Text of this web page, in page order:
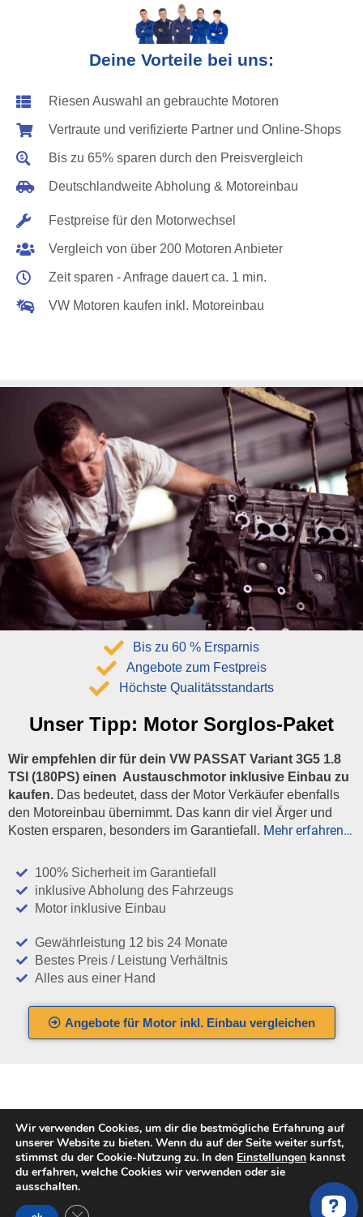
Deine Vorteile bei uns:
Riesen Auswahl an gebrauchte Motoren
Vertraute und verifizierte Partner und Online-Shops
Bis zu 65% sparen durch den Preisvergleich
Deutschlandweite Abholung & Motoreinbau
Festpreise für den Motorwechsel
Vergleich von über 200 Motoren Anbieter
Zeit sparen - Anfrage dauert ca. 1 min.
VW Motoren kaufen inkl. Motoreinbau
Unser Tipp: Motor Sorglos-Paket
Wir empfehlen dir für dein VW PASSAT Variant 3G5 1.8
TSI (180PS) einen Austauschmotor inklusive Einbau zu
kaufen. Das bedeutet, dass der Motor Verkäufer ebenfalls
den Motoreinbau übernimmt. Das kann dir viel Ärger und
Kosten ersparen, besonders im Garantiefall. Mehr erfahren…
100% Sicherheit im Garantiefall
inklusive Abholung des Fahrzeugs
Motor inklusive Einbau
Gewährleistung 12 bis 24 Monate
Bestes Preis / Leistung Verhältnis
Alles aus einer Hand
Angebote für Motor inkl. Einbau vergleichen
Bis zu 60 % Ersparnis
Angebote zum Festpreis
Höchste Qualitätsstandarts
Ersatzmotoren und
Eigenschaften im VW
PASSAT Variant 3G5 1.8
Wir verwenden Cookies, um dir die bestmögliche Erfahrung auf
unserer Website zu bieten. Wenn du auf der Seite weiter surfst,
stimmst du der Cookie-Nutzung zu. In den Einstellungen kannst
du erfahren, welche Cookies wir verwenden oder sie
ausschalten.
GDPR Cookie-Banner schließen